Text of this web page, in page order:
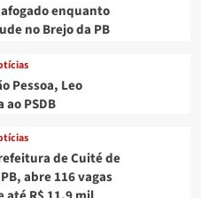
enquanto
no Brejo da PB
Pessoa, Leo
PSDB
de Cuité de
abre 116 vagas